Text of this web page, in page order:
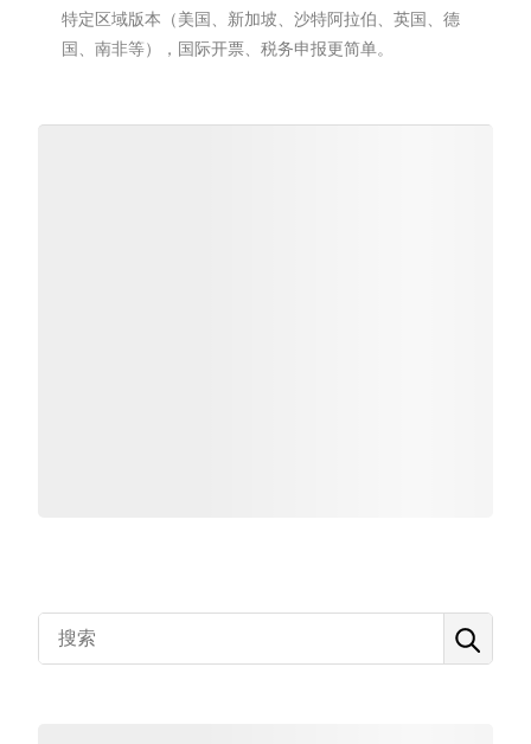
特定区域版本（美国、新加坡、沙特阿拉伯、英国、德
国、南非等），国际开票、税务申报更简单。